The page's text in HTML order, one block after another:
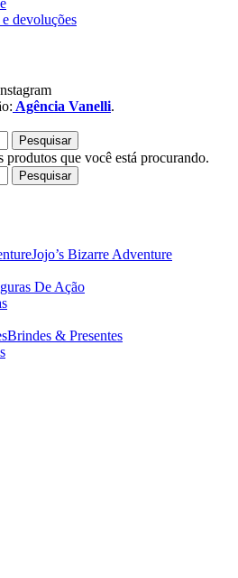
devoluções
Agência Vanelli.
Pesquisar
produtos que você está procurando.
Pesquisar
Jojo’s Bizarre Adventure
De Ação
Brindes & Presentes